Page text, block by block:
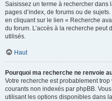
Saisissez un terme à rechercher
pages d’index, de forums ou de
en cliquant sur le lien « Recherche
du forum. L’accès à la recherche
utilisés.
Haut
Pourquoi ma recherche ne renvoie
Votre recherche est probablement
courants non indexés par phpBB.
utilisant les options disponibles dans